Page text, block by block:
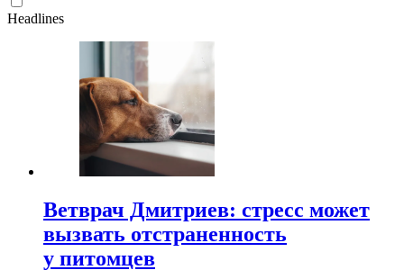
Headlines
Ветврач Дмитриев: стресс может
вызвать отстраненность
у питомцев